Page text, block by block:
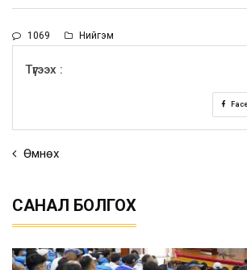
1069 Нийгэм
Түгээх :
Өмнөх
САНАЛ БОЛГОХ